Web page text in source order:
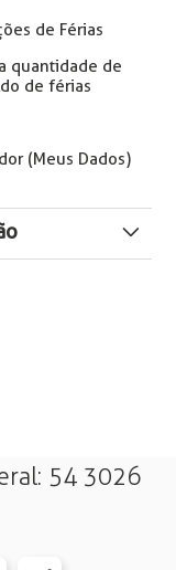
de Férias
quantidade de
de férias
(Meus Dados)
de férias
13º nas Férias"
por E-mail
54 3026